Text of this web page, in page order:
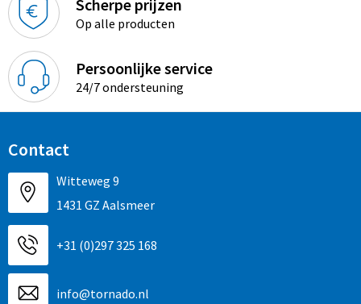
Scherpe prijzen
Op alle producten
Persoonlijke service
24/7 ondersteuning
Contact
Witteweg 9
1431 GZ Aalsmeer
+31 (0)297 325 168
info@tornado.nl